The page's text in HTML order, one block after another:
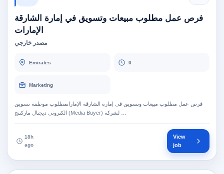
فرص عمل مطلوب مبيعات وتسويق في إمارة الشارقة
الإمارات
مصدر خارجي
Emirates 0
Marketing
فرص عمل مطلوب مبيعات وتسويق في إمارة الشارقة الإماراتمطلوب موظفة تسويق
18h
ago
View
job